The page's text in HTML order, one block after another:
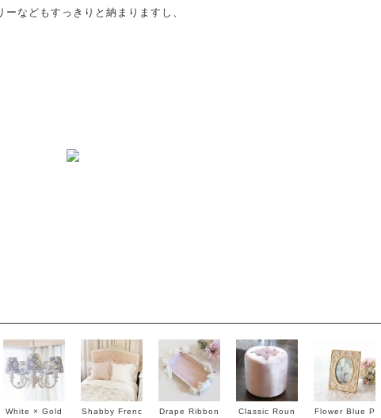
などもすっきりと納まりますし、
White × Gold
Shabby Frenc
Drape Ribbon
Classic Roun
Flower Blue P